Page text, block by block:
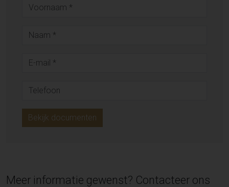
Bekijk documenten
Meer informatie gewenst? Contacteer ons